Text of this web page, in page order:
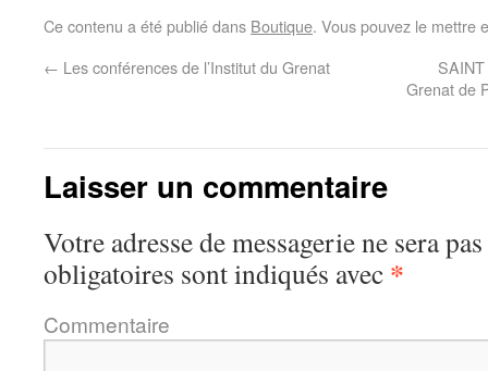
Ce contenu a été publié dans Boutique. Vous pouvez le mettre
← Les conférences de l’Institut du Grenat
Grenat de
Laisser un commentaire
Votre adresse de messagerie ne sera
obligatoires sont indiqués avec *
Commentaire